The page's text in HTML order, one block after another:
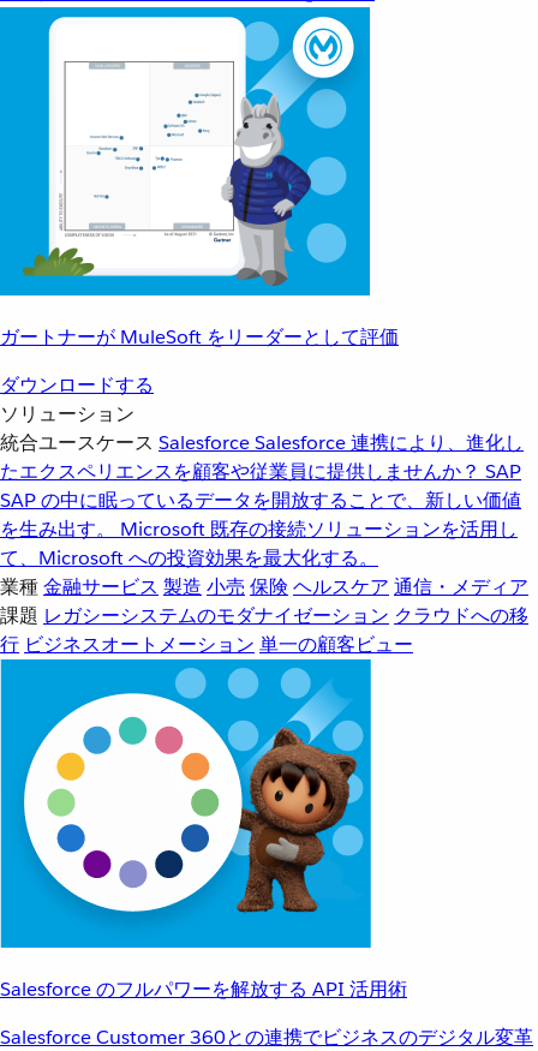
ガートナーが MuleSoft をリーダーとして評価
ダウンロードする
ソリューション
統合ユースケース SalesforceSalesforce 連携により、進化し
たエクスペリエンスを顧客や従業員に提供しませんか？ SAP
SAP の中に眠っているデータを開放することで、新しい価値
を生み出す。
Microsoft 既存の接続ソリューションを活用し
て、Microsoft への投資効果を最大化する。
業種金融サービス 製造 小売 保険 ヘルスケア 通信・メディア
課題 レガシーシステムのモダナイゼーション クラウドへの移
行 ビジネスオートメーション 単一の顧客ビュー
Salesforce のフルパワーを解放する API 活用術
Salesforce Customer 360との連携でビジネスのデジタル変革